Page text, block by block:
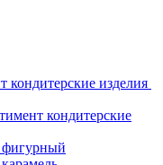
кондитерские изделия
кондитерские